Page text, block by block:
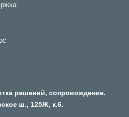
решений, сопровождение.
ш., 125Ж, к.6.